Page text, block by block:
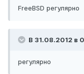
FreeBSD регулярно
В 31.08.2012 в
регулярно